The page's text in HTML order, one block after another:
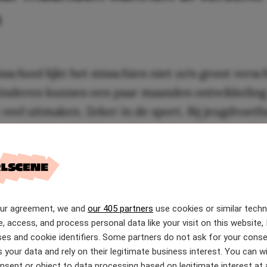
agreement, we and our 405 partners use cookies or similar
access, and process personal data like your visit on this website,
and cookie identifiers. Some partners do not ask for your
your data and rely on their legitimate business interest. You can
lijkt het misschien niet zo’n groot
kunnen een paar maanden ontwikkeling
uitmaken. Zeker in de sport. Bij
ingedeeld op geboortejaar. Daardoor
aan het begin van het jaar zijn geboren
als kinderen die pas aan het eind van dat
dat sommige spelers bijna een jaar
En op jonge leeftijd is dat best veel.
kunnen zorgen voor meer lengte, kracht,